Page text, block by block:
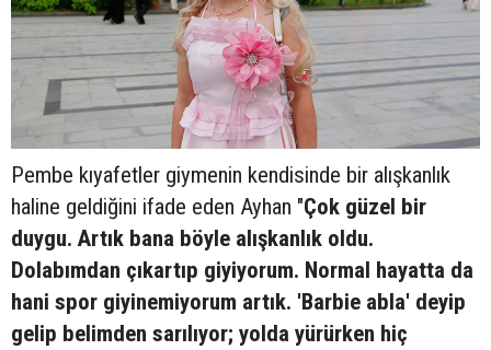
Pembe kıyafetler giymenin kendisinde bir alışkanlık
haline geldiğini ifade eden Ayhan "Çok güzel bir
duygu. Artık bana böyle alışkanlık oldu.
Dolabımdan çıkartıp giyiyorum. Normal hayatta da
hani spor giyinemiyorum artık. 'Barbie abla' deyip
gelip belimden sarılıyor; yolda yürürken hiç